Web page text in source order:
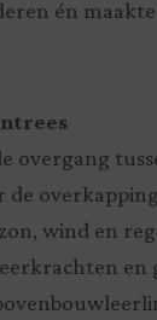
én
overgang
wind en